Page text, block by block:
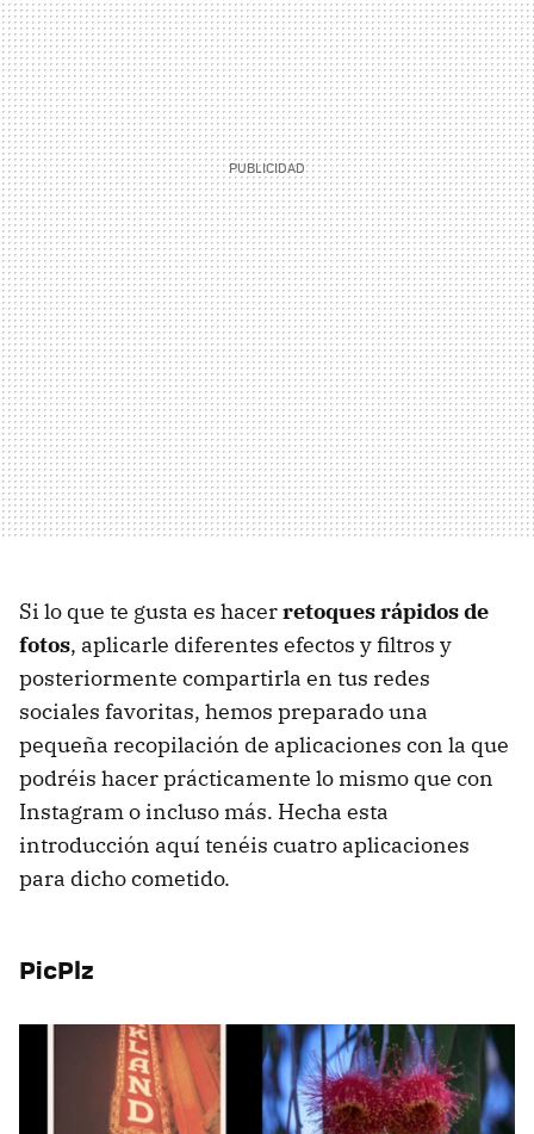
Si lo que te gusta es hacerretoques rápidos de
fotos, aplicarle diferentes efectos y filtros y
posteriormente compartirla en tus redes
sociales favoritas, hemos preparado una
pequeña recopilación de aplicaciones con la que
podréis hacer prácticamente lo mismo que con
Instagram o incluso más. Hecha esta
introducción aquí tenéis cuatro aplicaciones
para dicho cometido.
PicPlz